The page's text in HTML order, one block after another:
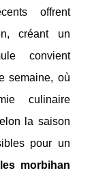
offrent
créant un
convient
semaine, où
culinaire
la saison
pour un
morbihan